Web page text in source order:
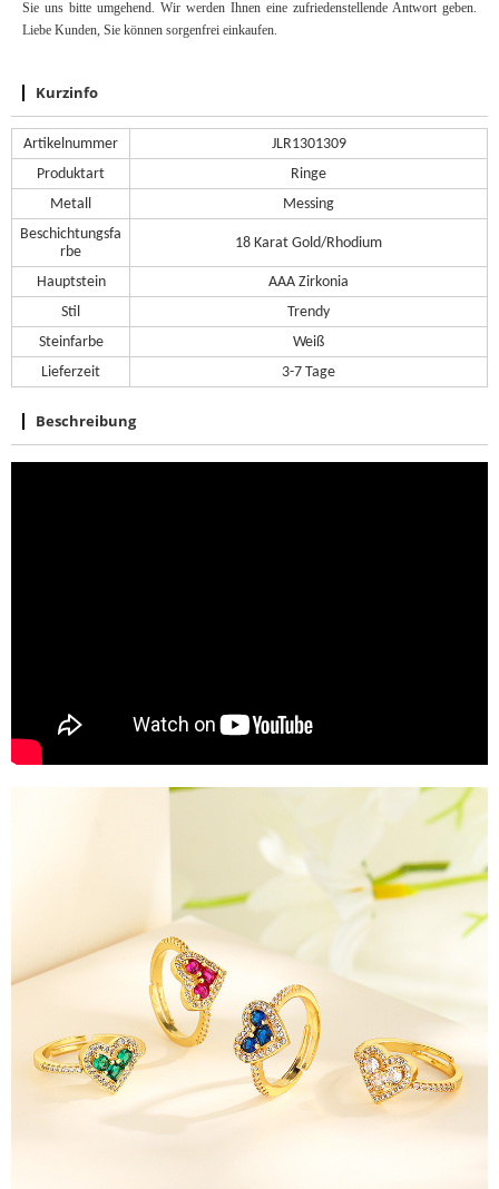
Sie uns bitte umgehend. Wir werden Ihnen eine zufriedenstellende Antwort geben.
Liebe Kunden, Sie können sorgenfrei einkaufen.
Kurzinfo
Artikelnummer
JLR1301309
Produktart
Ringe
Metall
Messing
Beschichtungsfa
rbe
18 Karat Gold/Rhodium
Hauptstein
AAA Zirkonia
Stil
Trendy
Steinfarbe
Weiß
Lieferzeit
3-7 Tage
Beschreibung